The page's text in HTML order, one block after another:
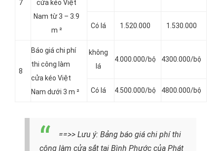
7
cửa kéo Việt
Nam từ 3 – 3.9
m ²
Có lá 1.520.000 1.530.000
8
Báo giá chi phí
thi công làm
cửa kéo Việt
Nam dưới 3 m ²
không
lá
4.000.000/bộ 4300.000/bộ
Có lá 4.500.000/bộ 4800.000/bộ
==>> Lưu ý: Bảng báo giá chi phí thi
công làm cửa sắt tại Bình Phước của Phát